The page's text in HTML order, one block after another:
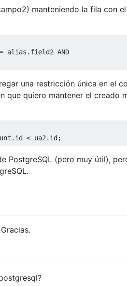
manteniendo la fila con el
= alias . field2 AND
una restricción única en el
que quiero mantener el creado
. id < ua2 . id;
PostgreSQL (pero muy útil),